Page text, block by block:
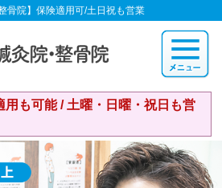
骨院】保険適用可/土日祝も営業
用も可能 / 土曜・日曜・祝日も営